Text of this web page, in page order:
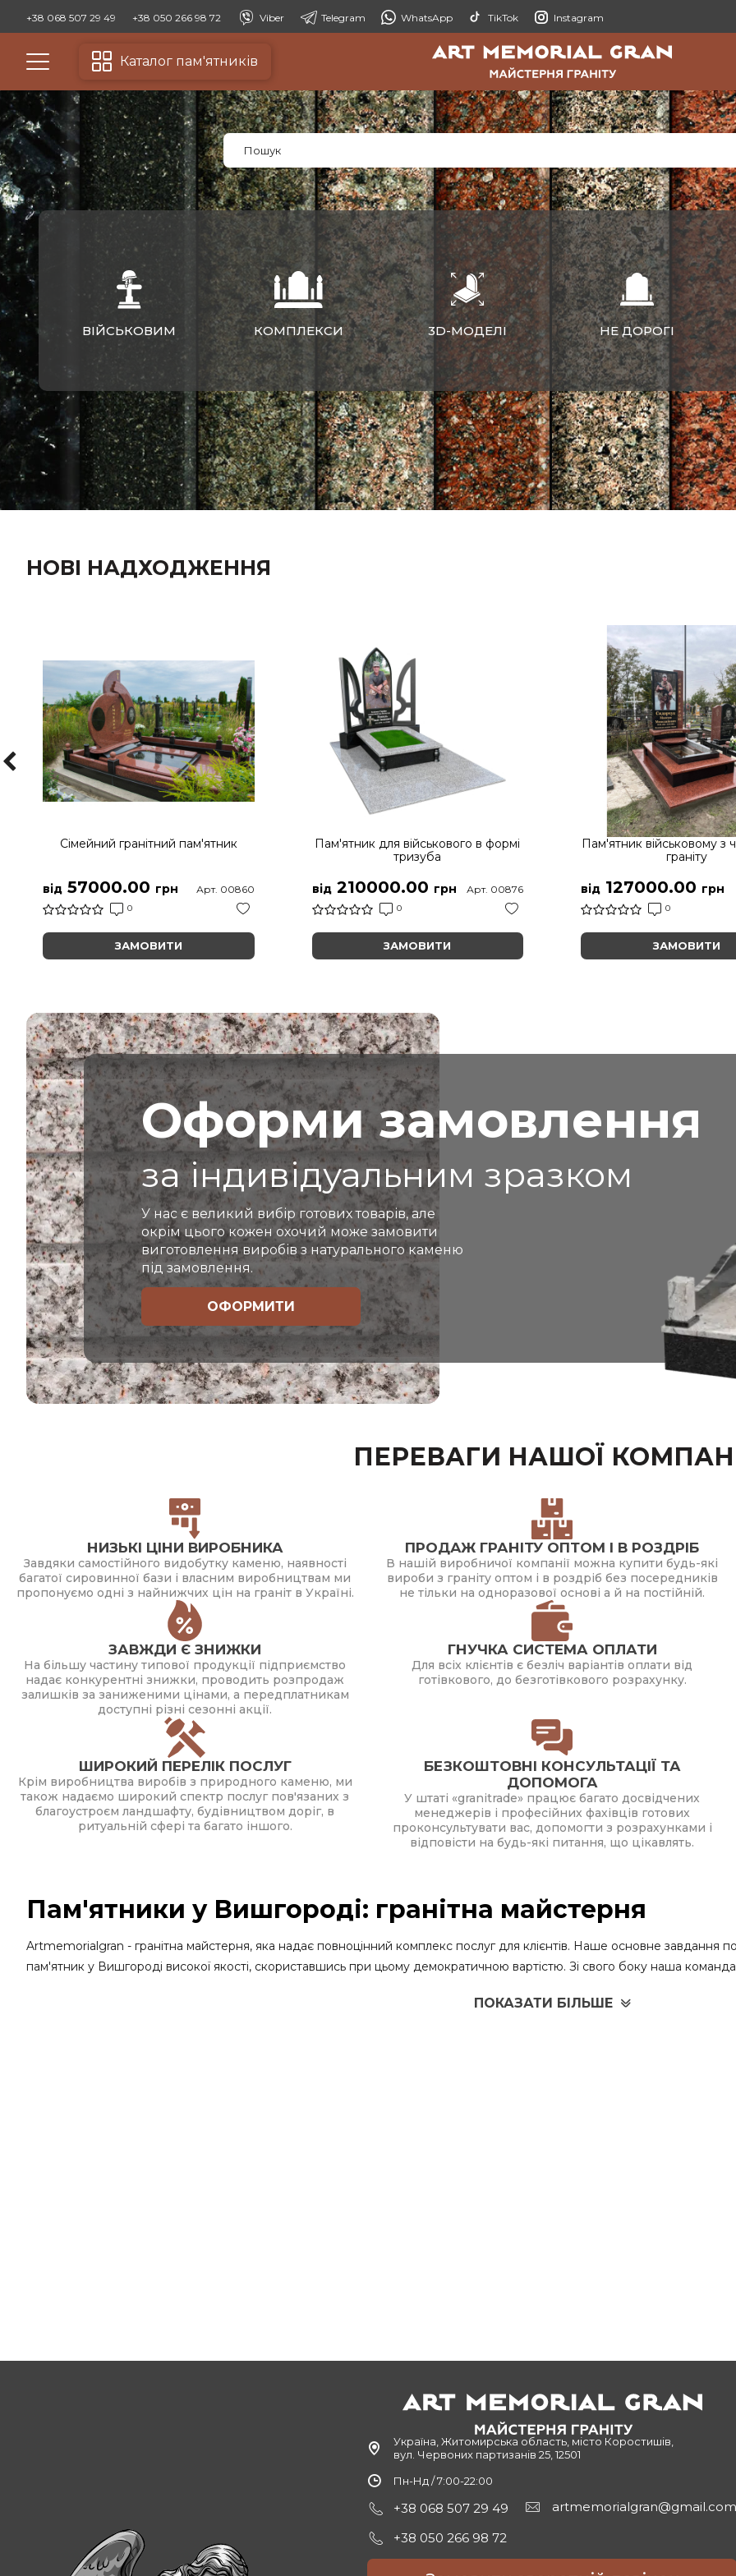
+38 068 507 29 49 +38 050 266 98 72 Viber Telegram WhatsApp TikTok Instagram
Каталог пам'ятників
ВІЙСЬКОВИМ КОМПЛЕКСИ 3D-МОДЕЛІ НЕ ДОРОГІ
НОВІ НАДХОДЖЕННЯ
Сімейний гранітний пам'ятник
від 57000.00 грн
0
Арт. 00860
ЗАМОВИТИ
Пам'ятник для військового в формі
тризуба
від210000.00 грн
0
Арт. 00876
ЗАМОВИТИ
Пам'ятник військовому з
граніту
від 127000.00 грн
0
ЗАМОВИТИ
Оформи замовлення
за індивідуальним зразком
У нас є великий вибір готових товарів, але
окрім цього кожен охочий може замовити
виготовлення виробів з натурального каменю
під замовлення.
ОФОРМИТИ
ПЕРЕВАГИ НАШОЇ
НИЗЬКІ ЦІНИ ВИРОБНИКА
Завдяки самостійного видобутку каменю, наявності
багатої сировинної бази і власним виробництвам ми
пропонуємо одні з найнижчих цін на граніт в Україні.
ПРОДАЖ ГРАНІТУ ОПТОМ І В РОЗДРІБ
В нашій виробничої компанії можна купити будь-які
вироби з граніту оптом і в роздріб без посередників
не тільки на одноразової основі а й на постійній.
ЗАВЖДИ Є ЗНИЖКИ
На більшу частину типової продукції підприємство
надає конкурентні знижки, проводить розпродаж
залишків за заниженими цінами, а передплатникам
доступні різні сезонні акції.
ГНУЧКА СИСТЕМА ОПЛАТИ
Для всіх клієнтів є безліч варіантів оплати від
готівкового, до безготівкового розрахунку.
ШИРОКИЙ ПЕРЕЛІК ПОСЛУГ
Крім виробництва виробів з природного каменю, ми
також надаємо широкий спектр послуг пов'язаних з
благоустроєм ландшафту, будівництвом доріг, в
ритуальній сфері та багато іншого.
БЕЗКОШТОВНІ КОНСУЛЬТАЦІЇ ТА
ДОПОМОГА
У штаті «granitrade» працює багато досвідчених
менеджерів і професійних фахівців готових
проконсультувати вас, допомогти з розрахунками і
відповісти на будь-які питання, що цікавлять.
Пам'ятники у Вишгороді: гранітна майстерня
Artmemorialgran - гранітна майстерня, яка надає повноцінний комплекс послуг для клієнтів. Наше основне завдання
пам'ятник у Вишгороді високої якості, скориставшись при цьому демократичною вартістю. Зі свого боку наша команда
встановлення. По завершенню всіх запланованих процесів ми надаємо офіційні гарантії.
Сьогодні клієнти нашої майстерні можуть вибрати і купити пам'ятники у Вишгороді різного типу. Ми пропонуємо
класифікувати між собою за різними критеріями - починаючи з ціни і закінчуючи розмірами, формами.
У результаті можна замовити з доставкою такі типи надгробних пам'ятників:
Одинарні пам'ятники
- такі вироби з граніту застосовують для могили, де похована одна людина. За
см, а висота від 60 до 150 см. Проте все індивідуально і під замовлення вдасться вибрати пам'ятники будь-яких
Подвійні пам'ятники- такі конструкції вибирають для двох могил, де поховані люди, яких пов'язують між собою
ПОКАЗАТИ БІЛЬШЕ
Україна, Житомирська область, місто Коростишів,
вул. Червоних партизанів 25, 12501
Пн-Нд / 7:00-22:00
+38 068 507 29 49
+38 050 266 98 72
artmemorialgran@gmail.com